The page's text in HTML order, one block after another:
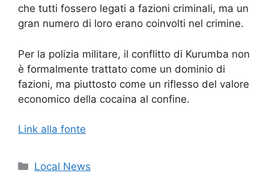
che tutti fossero legati a fazioni criminali, ma un
gran numero di loro erano coinvolti nel crimine.
Per la polizia militare, il conflitto di Kurumba non
è formalmente trattato come un dominio di
fazioni, ma piuttosto come un riflesso del valore
economico della cocaina al confine.
Link alla fonte
Categorie
Local News